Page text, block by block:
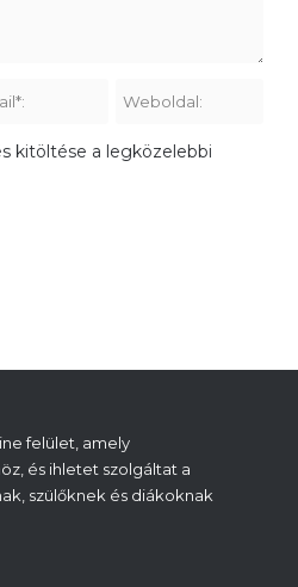
kitöltése a legközelebbi
felület, amely
és ihletet szolgáltat a
szülőknek és diákoknak